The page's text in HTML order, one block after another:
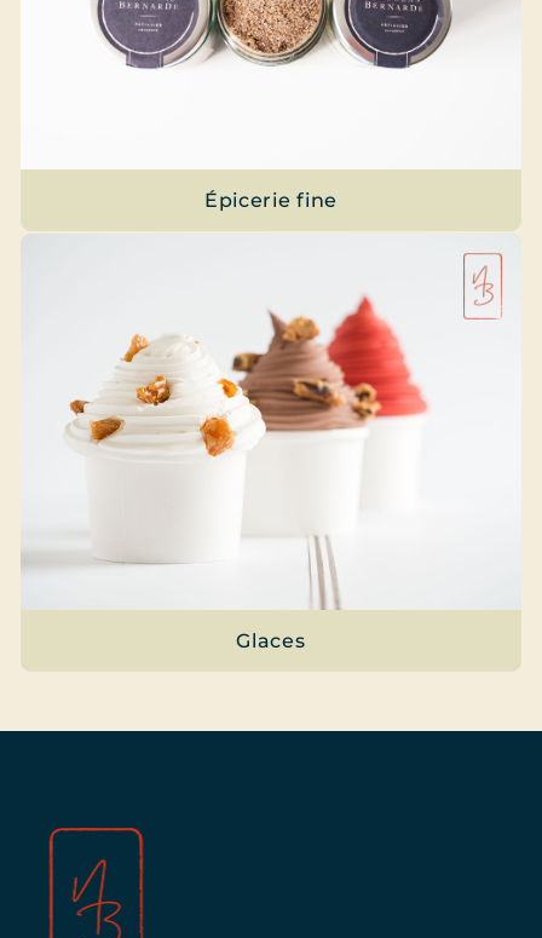
Épicerie fine
Glaces